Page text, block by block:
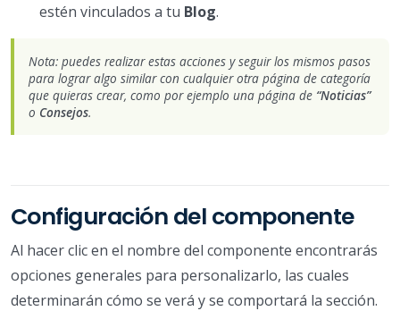
estén vinculados a tu Blog.
Nota: puedes realizar estas acciones y seguir los mismos pasos
para lograr algo similar con cualquier otra página de categoría
que quieras crear, como por ejemplo una página de “Noticias”
o Consejos.
Configuración del componente
Al hacer clic en el nombre del componente encontrarás
opciones generales para personalizarlo, las cuales
determinarán cómo se verá y se comportará la sección.